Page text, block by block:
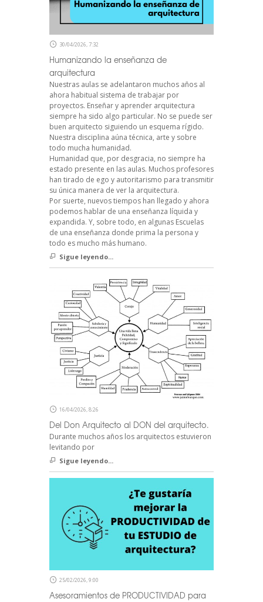
30/04/2026, 7:32
Humanizando la enseñanza de
arquitectura
Nuestras aulas se adelantaron muchos años al
ahora habitual sistema de trabajar por
proyectos. Enseñar y aprender arquitectura
siempre ha sido algo particular. No se puede ser
buen arquitecto siguiendo un esquema rígido.
Nuestra disciplina aúna técnica, arte y sobre
todo mucha humanidad.
Humanidad que, por desgracia, no siempre ha
estado presente en las aulas. Muchos profesores
han tirado de ego y autoritarismo para transmitir
su única manera de ver la arquitectura.
Por suerte, nuevos tiempos han llegado y ahora
podemos hablar de una enseñanza líquida y
expandida. Y, sobre todo, en algunas Escuelas
de una enseñanza donde prima la persona y
todo es mucho más humano.
Sigue leyendo...
16/04/2026, 8:26
Del Don Arquitecto al DON del arquitecto.
Durante muchos años los arquitectos estuvieron
levitando por
Sigue leyendo...
25/02/2026, 9:00
Asesoramientos de PRODUCTIVIDAD para